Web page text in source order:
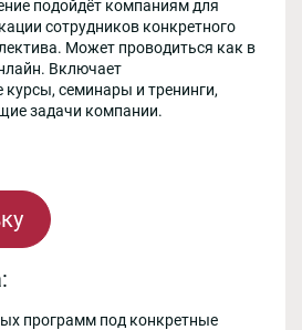
подойдёт компаниям для
сотрудников конкретного
Может проводиться как в
Включает
семинары и тренинги,
задачи компании.
программ под конкретные